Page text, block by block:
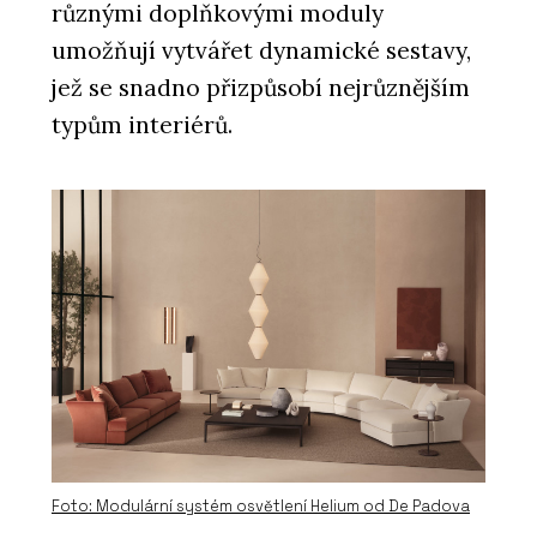
různými doplňkovými moduly
umožňují vytvářet dynamické sestavy,
jež se snadno přizpůsobí nejrůznějším
typům interiérů.
Foto: Modulární systém osvětlení Helium od De Padova